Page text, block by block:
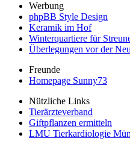
Werbung
phpBB Style Design
Keramik im Hof
Winterquartiere für
Überlegungen vor der
Freunde
Homepage Sunny73
Nützliche Links
Tierärzteverband
Giftpflanzen ermitteln
LMU Tierkardiologie